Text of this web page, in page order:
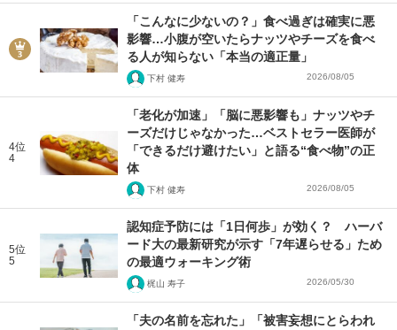
「こんなに少ないの？」食べ過ぎは確実に悪
影響…小腹が空いたらナッツやチーズを食べ
る人が知らない「本当の適正量」
下村 健寿 2026/08/05
4位
4
「老化が加速」「脳に悪影響も」ナッツやチ
ーズだけじゃなかった…ベストセラー医師が
「できるだけ避けたい」と語る“食べ物”の正
体
下村 健寿 2026/08/05
5位
5
認知症予防には「1日何歩」が効く？ ハーバ
ード大の最新研究が示す「7年遅らせる」ため
の最適ウォーキング術
梶山 寿子 2026/05/30
「夫の名前を忘れた」「被害妄想にとらわれ